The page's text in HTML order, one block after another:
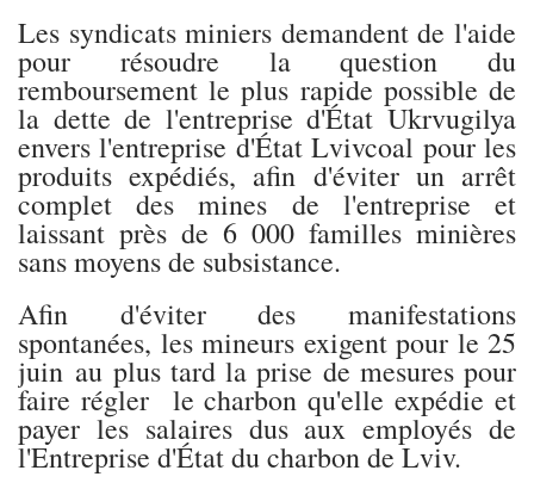
Les syndicats miniers demandent de l'aide
pour résoudre la question du
remboursement le plus rapide possible de
la dette de l'entreprise d'État Ukrvugilya
envers l'entreprise d'État Lvivcoal pour les
produits expédiés, afin d'éviter un arrêt
complet des mines de l'entreprise et
laissant près de 6 000 familles minières
sans moyens de subsistance.
Afin d'éviter des manifestations
spontanées, les mineurs exigent pour le 25
juin au plus tard la prise de mesures pour
faire régler le charbon qu'elle expédie et
payer les salaires dus aux employés de
l'Entreprise d'État du charbon de Lviv.